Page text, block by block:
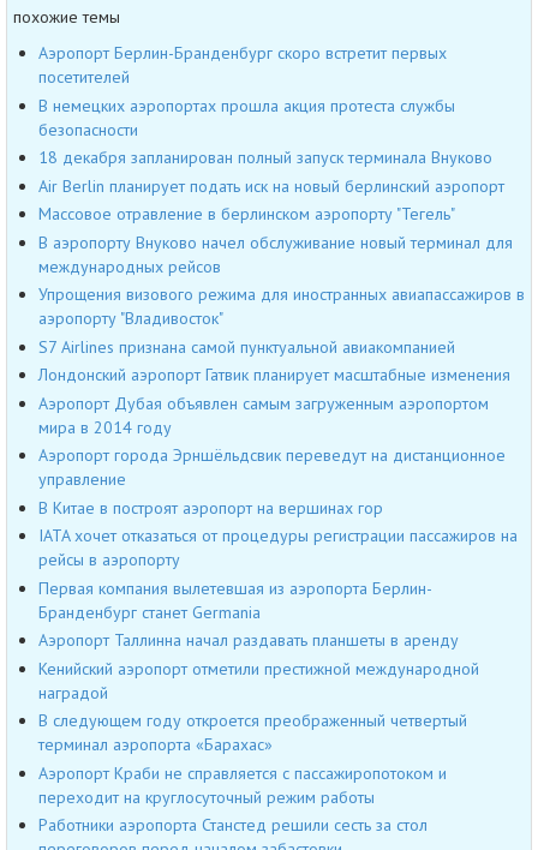
похожие темы
Аэропорт Берлин-Бранденбург скоро встретит первых
посетителей
В немецких аэропортах прошла акция протеста службы
безопасности
18 декабря запланирован полный запуск терминала Внуково
Air Berlin планирует подать иск на новый берлинский аэропорт
Массовое отравление в берлинском аэропорту "Тегель"
В аэропорту Внуково начел обслуживание новый терминал для
международных рейсов
Упрощения визового режима для иностранных авиапассажиров в
аэропорту "Владивосток"
S7 Airlines признана самой пунктуальной авиакомпанией
Лондонский аэропорт Гатвик планирует масштабные изменения
Аэропорт Дубая объявлен самым загруженным аэропортом
мира в 2014 году
Аэропорт города Эрншёльдсвик переведут на дистанционное
управление
В Китае в построят аэропорт на вершинах гор
IATA хочет отказаться от процедуры регистрации пассажиров на
рейсы в аэропорту
Первая компания вылетевшая из аэропорта Берлин-
Бранденбург станет Germania
Аэропорт Таллинна начал раздавать планшеты в аренду
Кенийский аэропорт отметили престижной международной
наградой
В следующем году откроется преображенный четвертый
терминал аэропорта «Барахас»
Аэропорт Краби не справляется с пассажиропотоком и
переходит на круглосуточный режим работы
Работники аэропорта Станстед решили сесть за стол